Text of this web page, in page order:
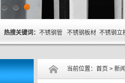
热搜关键词： 不锈钢管 不锈钢板材 不锈钢立
当前位置： 首页 > 新